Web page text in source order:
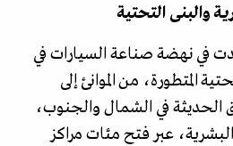
والبنى التحتية
في نهضة صناعة السيارات في
المتطورة، من الموانئ إلى
الحديثة في الشمال والجنوب،
البشرية، عبر فتح مئات مراكز